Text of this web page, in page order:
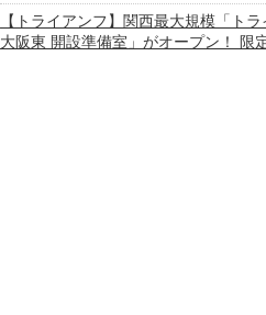
【トライアンフ】関西最大規模「ト
大阪東 開設準備室」がオープン！ 限